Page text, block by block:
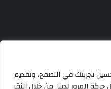
تجربتك في التصفح، وتقديم